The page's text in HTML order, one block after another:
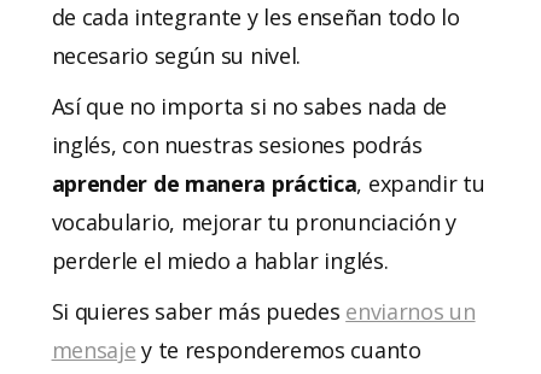
de cada integrante y les enseñan todo lo
necesario según su nivel.
Así que no importa si no sabes nada de
inglés, con nuestras sesiones podrás
aprender de manera práctica, expandir tu
vocabulario, mejorar tu pronunciación y
perderle el miedo a hablar inglés.
Si quieres saber más puedes enviarnos un
mensaje y te responderemos cuanto